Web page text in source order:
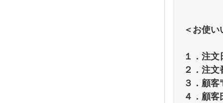
＜お使
１．注文
２．注文
３．顧客
４．顧客